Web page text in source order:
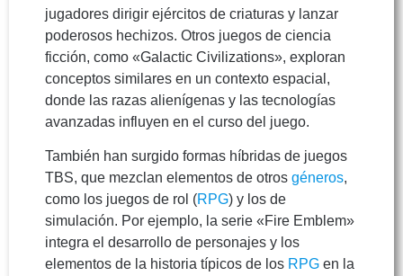
jugadores dirigir ejércitos de criaturas y lanzar
poderosos hechizos. Otros juegos de ciencia
ficción, como «Galactic Civilizations», exploran
conceptos similares en un contexto espacial,
donde las razas alienígenas y las tecnologías
avanzadas influyen en el curso del juego.
También han surgido formas híbridas de juegos
TBS, que mezclan elementos de otros géneros,
como los juegos de rol (RPG) y los de
simulación. Por ejemplo, la serie «Fire Emblem»
integra el desarrollo de personajes y los
elementos de la historia típicos de los RPG en la